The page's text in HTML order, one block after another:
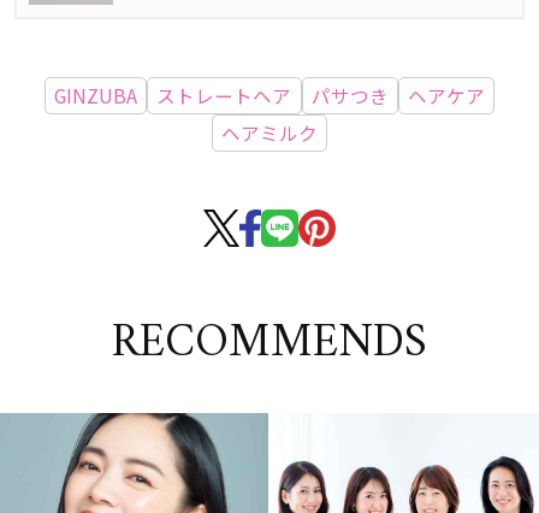
GINZUBA ストレートヘア パサつき
ヘアケア
ヘアミルク
RECOMMENDS